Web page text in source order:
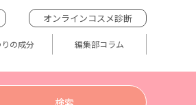
オンラインコスメ診断
の成分 編集部コラム